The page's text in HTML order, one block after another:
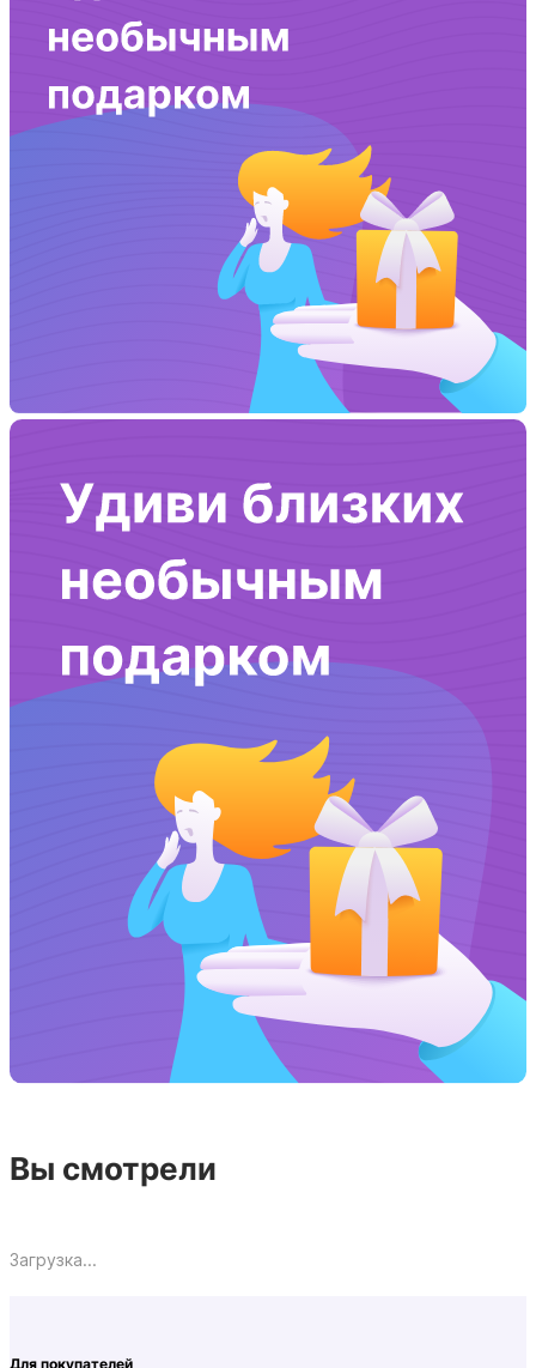
Вы смотрели
Загрузка...